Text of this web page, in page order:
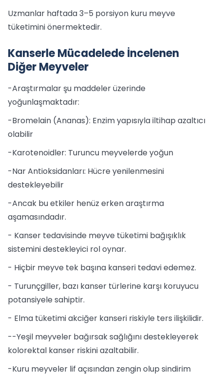
Uzmanlar haftada 3–5 porsiyon kuru meyve
tüketimini önermektedir.
Kanserle Mücadelede İncelenen
Diğer Meyveler
-Araştırmalar şu maddeler üzerinde
yoğunlaşmaktadır:
-Bromelain (Ananas): Enzim yapısıyla iltihap azaltıcı
olabilir
-Karotenoidler: Turuncu meyvelerde yoğun
-Nar Antioksidanları: Hücre yenilenmesini
destekleyebilir
-Ancak bu etkiler henüz erken araştırma
aşamasındadır.
- Kanser tedavisinde meyve tüketimi bağışıklık
sistemini destekleyici rol oynar.
- Hiçbir meyve tek başına kanseri tedavi edemez.
- Turunçgiller, bazı kanser türlerine karşı koruyucu
potansiyele sahiptir.
- Elma tüketimi akciğer kanseri riskiyle ters ilişkilidir.
--Yeşil meyveler bağırsak sağlığını destekleyerek
kolorektal kanser riskini azaltabilir.
-Kuru meyveler lif açısından zengin olup sindirim